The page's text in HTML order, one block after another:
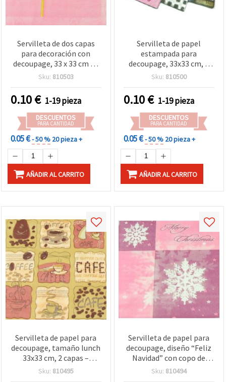
Servilleta de dos capas
para decoración con
decoupage, 33 x 33 cm - 1
unidad
Sku: 810503
0.10€ 1-19 pieza
DESCUENTOS
PARA CANTIDAD
0.05 €- 50 % 20 pieza +
AÑADIR AL CARRITO
Servilleta de papel
estampada para
decoupage, 33x33 cm, 2
capas, cuadrada, ideal
scrapbooking y técnicas
mixtas, 1 unidad
Sku: 810500
0.10€ 1-19 pieza
DESCUENTOS
PARA CANTIDAD
0.05 €- 50 % 20 pieza +
AÑADIR AL CARRITO
Servilleta de papel para
decoupage, tamaño lunch
33x33 cm, 2 capas –
collage de café vintage,
Sku: 810495
Servilleta de papel para
decoupage, diseño “Feliz
Navidad” con copo de
nieve rosa, 33 x 33 cm, 2
Sku: 810494